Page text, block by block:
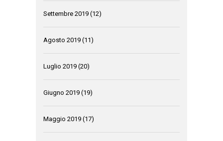
Settembre 2019 (12)
Agosto 2019 (11)
Luglio 2019 (20)
Giugno 2019 (19)
Maggio 2019 (17)